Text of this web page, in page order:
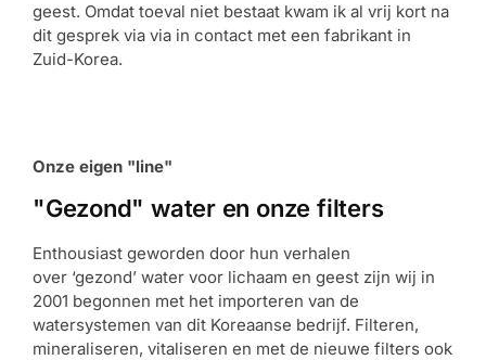
geest. Omdat toeval niet bestaat kwam ik al vrij kort na
dit gesprek via via in contact met een fabrikant in
Zuid-Korea.
Onze eigen "line"
"Gezond" water en onze filters
Enthousiast geworden door hun verhalen
over ‘gezond’ water voor lichaam en geest zijn wij in
2001 begonnen met het importeren van de
watersystemen van dit Koreaanse bedrijf. Filteren,
mineraliseren, vitaliseren en met de nieuwe filters ook